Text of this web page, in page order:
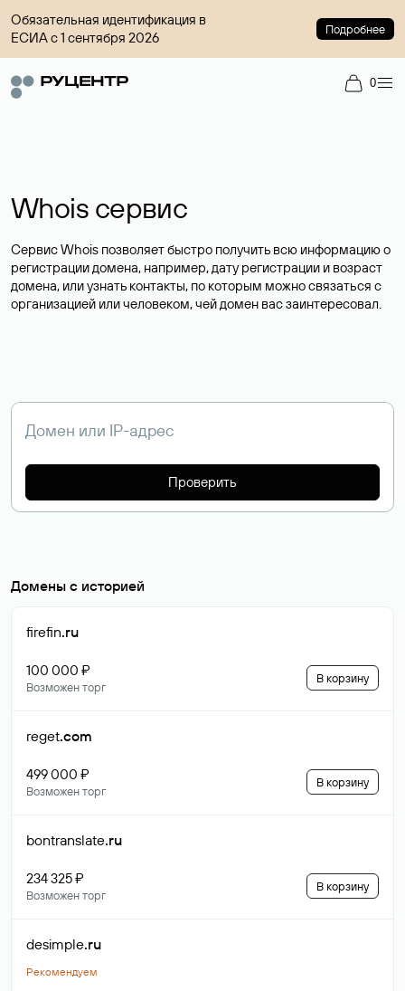
Обязательная идентификация в
ЕСИА с 1 сентября 2026
Подробнее
0
Whois сервис
Сервис Whois позволяет быстро получить всю информацию о
регистрации домена, например, дату регистрации и возраст
домена, или узнать контакты, по которым можно связаться с
организацией или человеком, чей домен вас заинтересовал.
Проверить
Домены с историей
firefin.ru
100 000 ₽
Возможен торг
В корзину
reget.com
499 000 ₽
Возможен торг
В корзину
bontranslate.ru
234 325 ₽
Возможен торг
В корзину
desimple.ru
Рекомендуем